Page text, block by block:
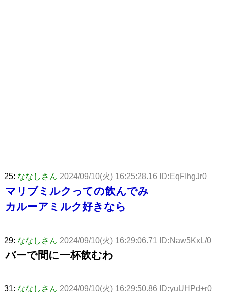
25: ななしさん 2024/09/10(火) 16:25:28.16 ID:EqFIhgJr0
マリブミルクっての飲んでみ
カルーアミルク好きなら
29: ななしさん 2024/09/10(火) 16:29:06.71 ID:Naw5KxL/0
バーで間に一杯飲むわ
31: ななしさん 2024/09/10(火) 16:29:50.86 ID:yuUHPd+r0